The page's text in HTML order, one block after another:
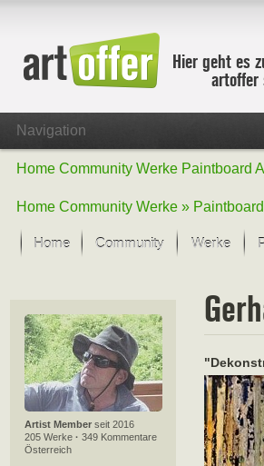
Hier geht es
artoffer
Navigation
Home Community Werke Paintboard
Home Community Werke » Paintboard
Home Community Werke
Der letzte
Alle
Fokus-
Neue
Alle neuen
Artist Memberseit 2016
205 Werke · 349 Kommentare
Österreich